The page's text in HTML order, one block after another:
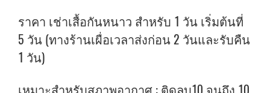
ราคา เช่าเสื้อกันหนาว สำหรับ 1 วัน เริ่มต้นที่
5 วัน (ทางร้านเผื่อเวลาส่งก่อน 2 วันและรับคืน
1 วัน)
เหมาะสำหรับสภาพอากาศ : ติดลบ10 จนถึง 10